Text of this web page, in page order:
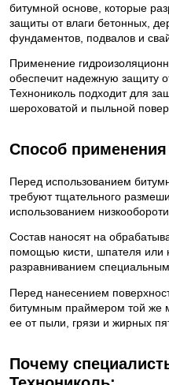
битумной основе, которые
защиты от влаги бетонных,
фундаментов, подвалов и
Применение
обеспечит надежную защиту
Технониколь подходит для
шероховатой и пыльной
Способ применения
Перед использованием
требуют тщательного
использованием
Состав наносят на
помощью кисти, шпателя
разравниванием
Перед нанесением
битумным праймером той же
ее от пыли, грязи и жирных
Почему